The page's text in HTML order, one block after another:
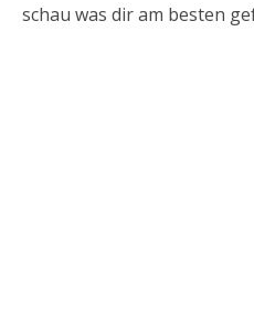
schau was dir am besten